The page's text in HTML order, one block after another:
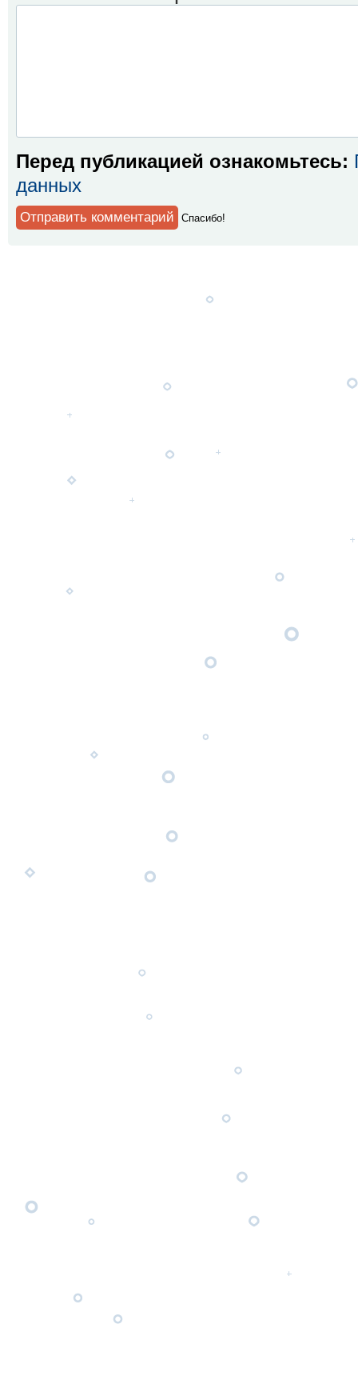
Перед публикацией ознакомьтесь:
данных
Спaсибо!